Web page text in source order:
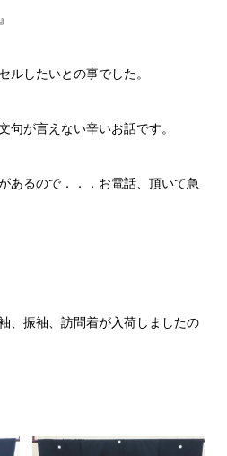
ルしたいとの事でした。
句が言えない辛いお話です。
あるので．．．お電話、頂いて急
、振袖、訪問着が入荷しましたの